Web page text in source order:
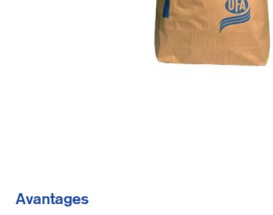
Avantages